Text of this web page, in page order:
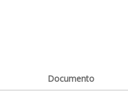
Documento